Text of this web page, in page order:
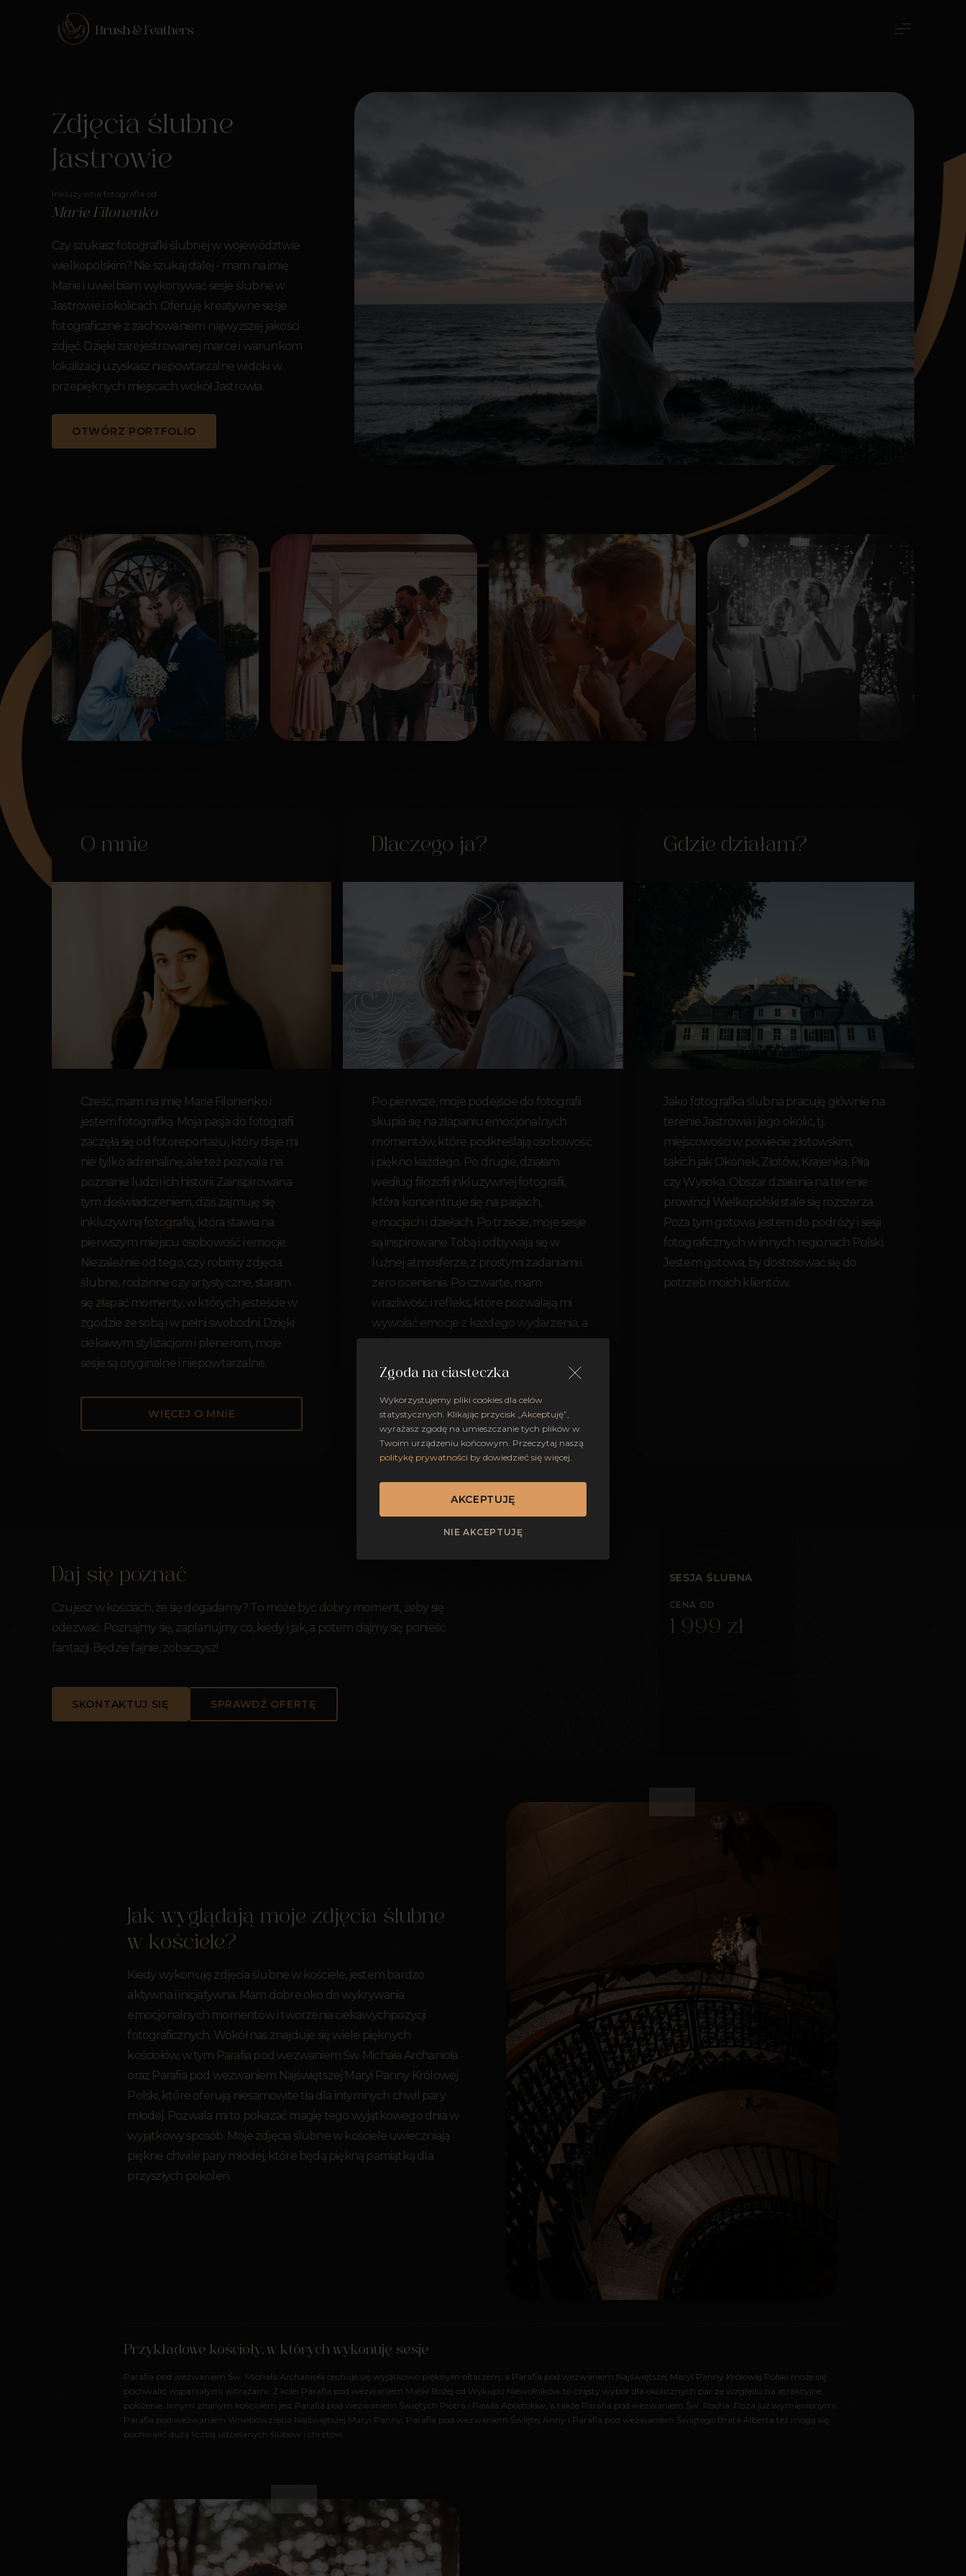
Zdjęcia ślubne
Jastrowie
Inkluzywna fotografia od
Marie Filonenko
Czy szukasz fotografki ślubnej w województwie
wielkopolskim? Nie szukaj dalej - mam na imię
Marie i uwielbiam wykonywać sesje ślubne w
Jastrowie i okolicach. Oferuję kreatywne sesje
fotograficzne z zachowaniem najwyższej jakości
zdjęć. Dzięki zarejestrowanej marce i warunkom
lokalizacji uzyskasz niepowtarzalne widoki w
przepięknych miejscach wokół Jastrowia.
OTWÓRZ PORTFOLIO
O mnie
Cześć, mam na imię Marie Filonenko i
jestem fotografką. Moja pasja do fotografii
zaczęła się od fotoreportażu, który daje mi
nie tylko adrenalinę, ale też pozwala na
poznanie ludzi i ich historii. Zainspirowana
tym doświadczeniem, dziś zajmuję się
inkluzywną fotografią, która stawia na
pierwszym miejscu osobowość i emocje.
Niezależnie od tego, czy robimy zdjęcia
ślubne, rodzinne czy artystyczne, staram
się złapać momenty, w których jesteście w
zgodzie ze sobą i w pełni swobodni. Dzięki
ciekawym stylizacjom i plenerom, moje
sesje są oryginalne i niepowtarzalne.
WIĘCEJ O MNIE
Dlaczego ja?
Po pierwsze, moje podejście do fotografii
skupia się na złapaniu emocjonalnych
momentów, które podkreślają osobowość
i piękno każdego. Po drugie, działam
według filozofii inkluzywnej fotografii,
która koncentruje się na pasjach,
emocjach i dziełach. Po trzecie, moje sesje
są inspirowane Tobą i odbywają się w
luźnej atmosferze, z prostymi zadaniami i
zero oceniania. Po czwarte, mam
wrażliwość i refleks, które pozwalają mi
wywołać emocje z każdego wydarzenia, a
moja umowa zapewnia, że zawsze możesz
OTWÓRZ PORTFOLIO
Gdzie działam?
Jako fotografka ślubna pracuję głównie na
terenie Jastrowia i jego okolic, tj.
miejscowości w powiecie złotowskim,
takich jak Okonek, Złotów, Krajenka, Piła
czy Wysoka. Obszar działania na terenie
prowincji Wielkopolski stale się rozszerza.
Poza tym gotowa jestem do podróży i sesji
fotograficznych w innych regionach Polski.
Jestem gotowa, by dostosować się do
potrzeb moich klientów.
Daj się poznać
Czujesz w kościach, że się dogadamy? To może być dobry moment, żeby się
odezwać. Poznajmy się, zaplanujmy co, kiedy i jak, a potem dajmy się ponieść
fantazji. Będzie fajnie, zobaczysz!
SKONTAKTUJ SIĘ SPRAWDŹ OFERTĘ
SESJA ŚLUBNA
CENA OD
1 999 zł
Jak wyglądają moje zdjęcia ślubne
w kościele?
Kiedy wykonuję zdjęcia ślubne w kościele, jestem bardzo
aktywna i inicjatywna. Mam dobre oko do wykrywania
emocjonalnych momentów i tworzenia ciekawychpozycji
fotograficznych. Wokół nas znajduje się wiele pięknych
kościołów, w tym Parafia pod wezwaniem Św. Michała Archanioła
oraz Parafia pod wezwaniem Najświętszej Maryi Panny Królowej
Polski, które oferują niesamowite tła dla intymnych chwil pary
młodej. Pozwala mi to pokazać magię tego wyjątkowego dnia w
wyjątkowy sposób. Moje zdjęcia ślubne w kościele uwieczniają
piękne chwile pary młodej, które będą piękną pamiątką dla
przyszłych pokoleń.
Przykładowe kościoły, w których wykonuję sesje
Parafia pod wezwaniem Św. Michała Archanioła cechuje się wyjątkowo pięknym ołtarzem, a Parafia pod wezwaniem Najświętszej Maryi Panny Królowej Polski może się
pochwalić wspaniałymi witrażami. Z kolei Parafia pod wezwaniem Matki Bożej od Wykupu Niewolników to częsty wybór dla okolicznych par ze względu na atrakcyjne
położenie. Innym znanym kościołem jest Parafia pod wezwaniem Świętych Piotra i Pawła Apostołów, a także Parafia pod wezwaniem Św. Rocha. Poza już wymienionymi
Parafia pod wezwaniem Wniebowzięcia Najświętszej Maryi Panny, Parafia pod wezwaniem Świętej Anny i Parafia pod wezwaniem Świętego Brata Alberta też mogą się
pochwalić dużą liczbą udzielanych ślubów i chrztów.
Zgoda na ciasteczka
Wykorzystujemy pliki cookies dla celów
statystycznych. Klikając przycisk „Akceptuję”,
wyrażasz zgodę na umieszczanie tych plików w
Twoim urządzeniu końcowym. Przeczytaj naszą
politykę prywatności by dowiedzieć się więcej.
AKCEPTUJĘ
NIE AKCEPTUJĘ